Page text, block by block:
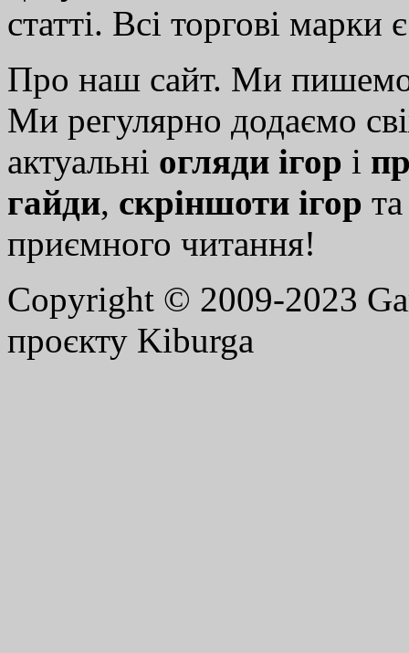
статті. Всі торгові марки
Про наш сайт. Ми
Ми регулярно додаємо
актуальні огляди ігор і
гайди, скріншоти ігор
приємного читання!
Copyright © 2009-2023
проєкту Kiburga